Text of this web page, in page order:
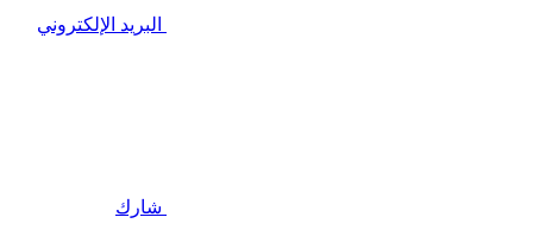
البريد الإلكتروني
شارك